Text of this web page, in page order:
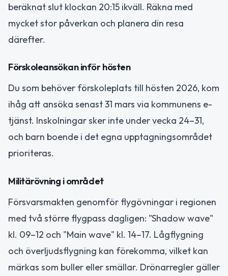
beräknat slut klockan 20:15 ikväll. Räkna med
mycket stor påverkan och planera din resa
därefter.
Förskoleansökan inför hösten
Du som behöver förskoleplats till hösten 2026, kom
ihåg att ansöka senast 31 mars via kommunens e-
tjänst. Inskolningar sker inte under vecka 24–31,
och barn boende i det egna upptagningsområdet
prioriteras.
Militärövning i området
Försvarsmakten genomför flygövningar i regionen
med två större flygpass dagligen: "Shadow wave"
kl. 09–12 och "Main wave" kl. 14–17. Lågflygning
och överljudsflygning kan förekomma, vilket kan
märkas som buller eller smällar. Drönarregler gäller